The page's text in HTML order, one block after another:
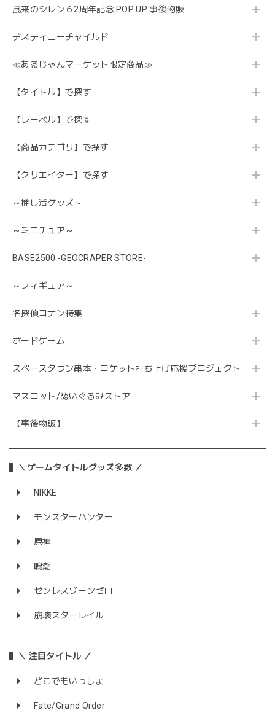
風来のシレン６2周年記念 POP UP 事後物販
デスティニーチャイルド
≪あるじゃんマーケット限定商品≫
【タイトル】で探す
【レーベル】で探す
【商品カテゴリ】で探す
【クリエイター】で探す
～推し活グッズ～
～ミニチュア～
BASE2500 -GEOCRAPER STORE-
～フィギュア～
名探偵コナン特集
ボードゲーム
スペースタウン串本・ロケット打ち上げ応援プロジェクト
マスコット/ぬいぐるみストア
【事後物販】
＼ゲームタイトルグッズ多数 ／
NIKKE
モンスターハンター
原神
鳴潮
ゼンレスゾーンゼロ
崩壊スターレイル
＼ 注目タイトル ／
どこでもいっしょ
Fate/Grand Order